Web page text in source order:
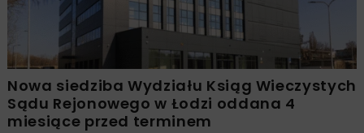
Nowa siedziba Wydziału Ksiąg Wieczystych
Sądu Rejonowego w Łodzi oddana 4
miesiące przed terminem